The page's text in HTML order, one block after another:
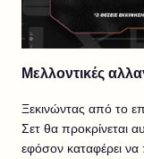
Μελλοντικές
Ξεκινώντας από το
Σετ θα προκρίνεται
εφόσον καταφέρει να